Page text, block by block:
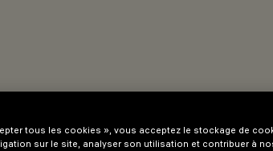
tous les cookies », vous acceptez le stockage de
sur le site, analyser son utilisation et contribuer à